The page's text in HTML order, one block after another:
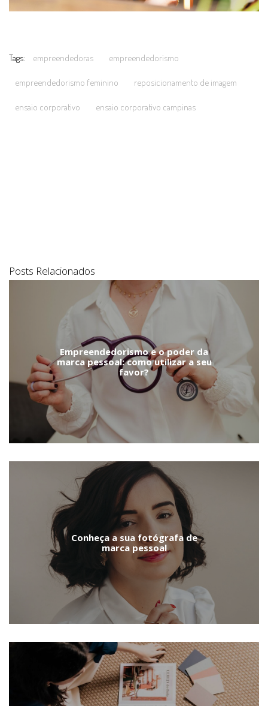
Tags: empreendedoras empreendedorismo
empreendedorismo feminino reposicionamento de imagem
ensaio corporativo ensaio corporativo campinas
Posts Relacionados
Empreendedorismo e o poder da
marca pessoal: como utilizar a seu
favor?
Conheça a sua fotógrafa de
marca pessoal